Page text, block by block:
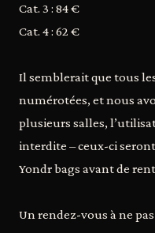
Cat. 3 : 84 €
Cat. 4 : 62 €
Il semblerait que tous
numérotées, et nous
plusieurs salles,
interdite – ceux-ci
Yondr bags avant de
Un rendez-vous à ne